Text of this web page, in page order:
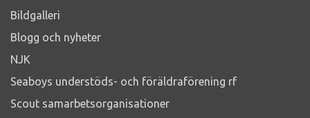
Bildgalleri
Blogg och nyheter
NJK
Seaboys understöds- och föräldraförening rf
Scout samarbetsorganisationer